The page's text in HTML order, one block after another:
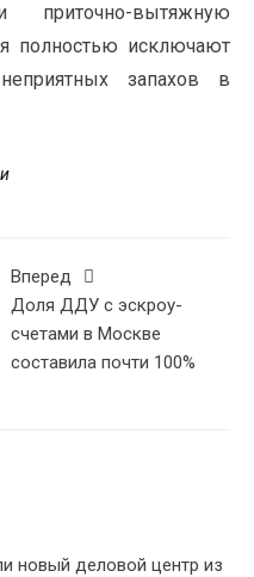
приточно-вытяжную
полностью исключают
запахов в
Вперед
Доля ДДУ с эскроу-
счетами в Москве
составила почти 100%
новый деловой центр из